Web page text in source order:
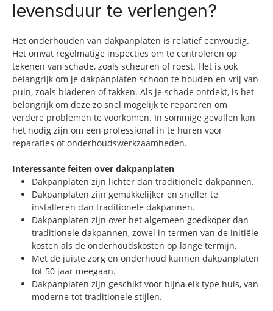
levensduur te verlengen?
Het onderhouden van dakpanplaten is relatief eenvoudig.
Het omvat regelmatige inspecties om te controleren op
tekenen van schade, zoals scheuren of roest. Het is ook
belangrijk om je dakpanplaten schoon te houden en vrij van
puin, zoals bladeren of takken. Als je schade ontdekt, is het
belangrijk om deze zo snel mogelijk te repareren om
verdere problemen te voorkomen. In sommige gevallen kan
het nodig zijn om een professional in te huren voor
reparaties of onderhoudswerkzaamheden.
Interessante feiten over dakpanplaten
Dakpanplaten zijn lichter dan traditionele dakpannen.
Dakpanplaten zijn gemakkelijker en sneller te
installeren dan traditionele dakpannen.
Dakpanplaten zijn over het algemeen goedkoper dan
traditionele dakpannen, zowel in termen van de initiële
kosten als de onderhoudskosten op lange termijn.
Met de juiste zorg en onderhoud kunnen dakpanplaten
tot 50 jaar meegaan.
Dakpanplaten zijn geschikt voor bijna elk type huis, van
moderne tot traditionele stijlen.